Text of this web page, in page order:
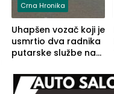
Crna Hronika
Uhapšen vozač koji je
usmrtio dva radnika
putarske službe na
prema Šapcu
(FOTO)